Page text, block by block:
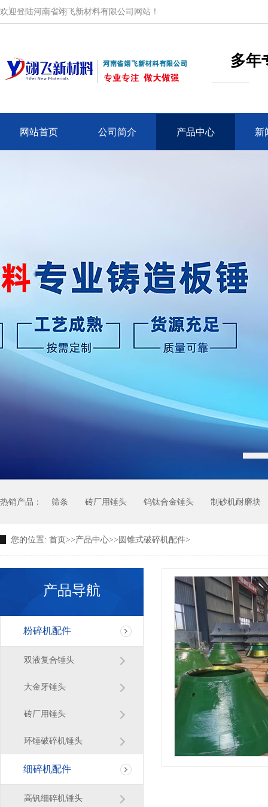
欢迎登陆河南省翊飞新材料有限公司网站！
多年
网站首页 公司简介 产品中心 新
热销产品： 筛条 砖厂用锤头 钨钛合金锤头 制砂机耐磨块
您的位置: 首页 >>产品中心>> 圆锥式破碎机配件>
产品导航
粉碎机配件
双液复合锤头
大金牙锤头
砖厂用锤头
环锤破碎机锤头
细碎机配件
高钒细碎机锤头